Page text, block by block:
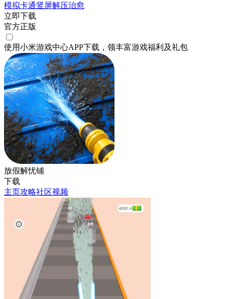
模拟卡通竖屏解压治愈
立即下载
官方正版
使用小米游戏中心APP下载 ，领丰富游戏福利 及礼包
放假解忧铺
下载
主页攻略社区视频